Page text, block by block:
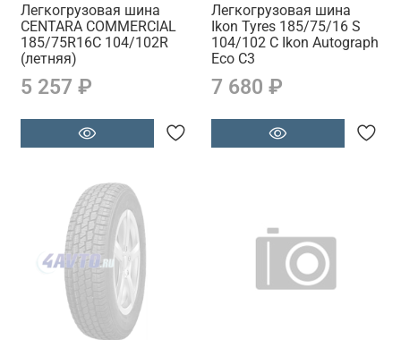
Легкогрузовая шина
CENTARA COMMERCIAL
185/75R16C 104/102R
(летняя)
5 257 ₽
Легкогрузовая шина
Ikon Tyres 185/75/16 S
104/102 C Ikon Autograph
Eco C3
7 680 ₽